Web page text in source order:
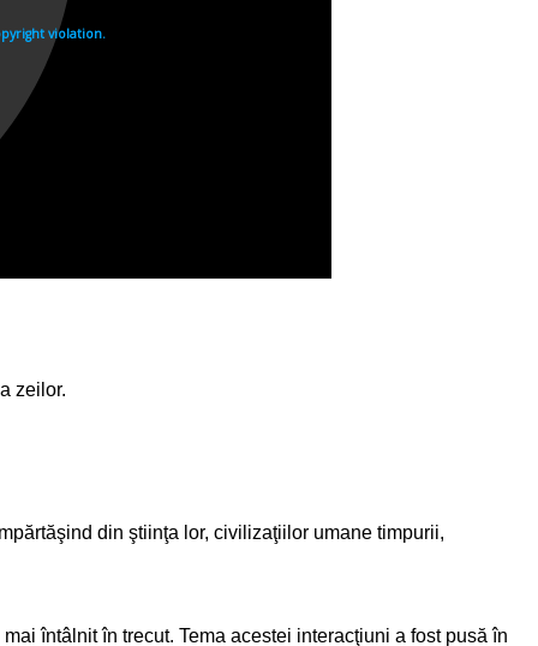
zeilor.
din ştiinţa lor, civilizaţiilor umane timpurii,
întâlnit în trecut. Tema acestei interacţiuni a fost pusă în